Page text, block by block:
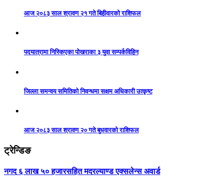
आज २०८३ साल श्रावण २१ गते बिहीवारको राशिफल
पदयात्रामा निस्किएका पोखराका ३ युवा सम्पर्कविहिन
जिल्ला समन्वय समितिको निवन्धमा सक्षम अधिकारी उत्कृष्ट
आज २०८३ साल श्रावण २० गते बुधवारको राशिफल
ट्रेन्डिङ
नगद ६ लाख ५० हजारसहित मदरल्याण्ड एक्सलेन्स अवार्ड